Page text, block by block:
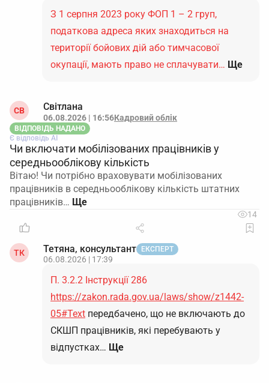
З 1 серпня 2023 року ФОП 1 – 2 груп,
податкова адреса яких знаходиться на
території бойових дій або тимчасової
окупації, мають право не сплачувати… Ще
СВ Світлана
06.08.2026 | 16:56Кадровий облік
ВІДПОВІДЬ НАДАНО
Є відповідь АІ
Чи включати мобілізованих працівників у
середньооблікову кількість
Вітаю! Чи потрібно враховувати мобілізованих
працівників в середньооблікову кількість штатних
працівників…
14
ТК Тетяна, консультант ЕКСПЕРТ
06.08.2026 | 17:39
П. 3.2.2 Інструкції 286
https://zakon.rada.gov.ua/laws/show/z1442-
05#Text передбачено, що не включають до
СКШП працівників, які перебувають у
відпустках… Ще